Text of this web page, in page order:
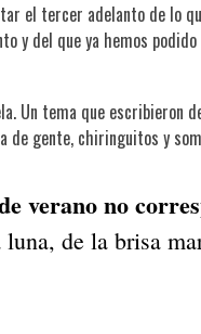
el tercer adelanto de lo
y del que ya hemos
Un tema que escribieron
de gente, chiringuitos y
verano no
de la brisa